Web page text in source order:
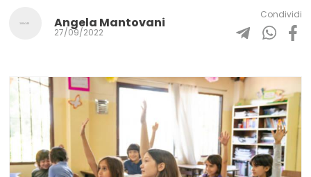
Angela Mantovani
27/09/2022
Condividi